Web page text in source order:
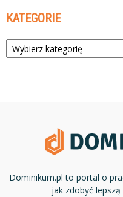
KATEGORIE
Kategorie
Dominikum.pl to portal o
jak zdobyć